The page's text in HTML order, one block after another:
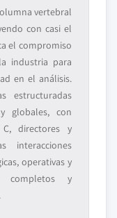
vertebral
con casi el
el compromiso
industria para
en el análisis.
estructuradas
globales, con
directores y
interacciones
operativas y
completos y